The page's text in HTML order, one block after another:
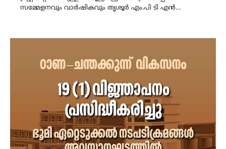
സമ്മേളനവും വാർഷികവും തൃശൂർ എം.പി ടി എൻ…